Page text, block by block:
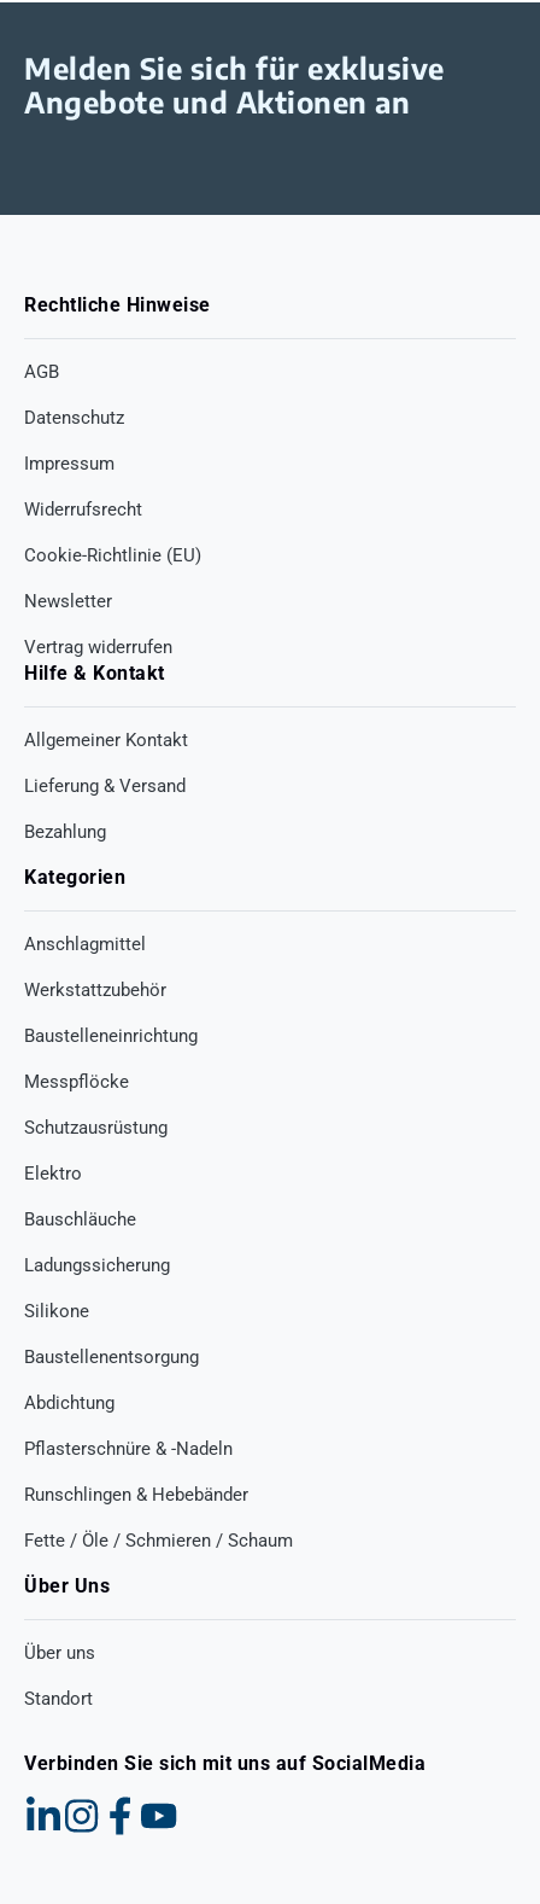
Melden Sie sich für exklusive
Angebote und Aktionen an
Rechtliche Hinweise
AGB
Datenschutz
Impressum
Widerrufsrecht
Cookie-Richtlinie (EU)
Newsletter
Vertrag widerrufen
Hilfe & Kontakt
Allgemeiner Kontakt
Lieferung & Versand
Bezahlung
Kategorien
Anschlagmittel
Werkstattzubehör
Baustelleneinrichtung
Messpflöcke
Schutzausrüstung
Elektro
Bauschläuche
Ladungssicherung
Silikone
Baustellenentsorgung
Abdichtung
Pflasterschnüre & -Nadeln
Runschlingen & Hebebänder
Fette / Öle / Schmieren / Schaum
Über Uns
Über uns
Standort
Verbinden Sie sich mit uns auf SocialMedia